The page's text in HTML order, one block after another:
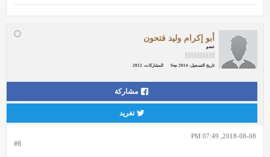
أبو إكرام وليد فتحون
عضو
تاريخ التسجيل: Sep 2014 المشاركات: 2012
مشاركة
تغريد
#8
2018-08-08, 07:49 PM